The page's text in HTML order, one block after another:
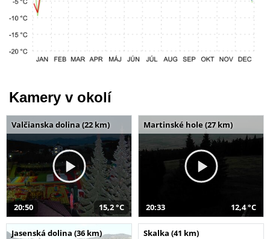
Kamery v okolí
Valčianska dolina (22 km)
20:50 15,2 °C
Martinské hole (27 km)
20:33 12,4 °C
Jasenská dolina (36 km) Skalka (41 km)